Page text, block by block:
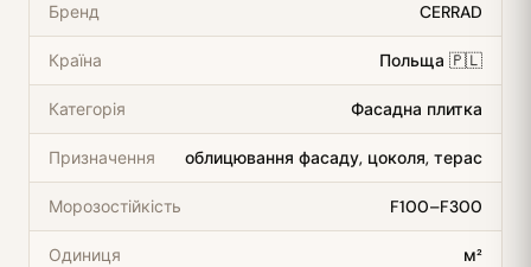
Бренд CERRAD
Країна Польща 🇵🇱
Категорія Фасадна плитка
Призначення облицювання фасаду, цоколя, терас
Морозостійкість F100–F300
Одиниця м²